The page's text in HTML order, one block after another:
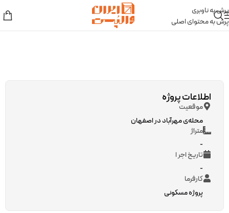
پرش به ناوبری
پرش به محتوای اصلی
اطلاعات پروژه
موقعیت
محله‌ی مهرآباد در اصفهان
متراژ
-
تاریخ اجر ا
-
کارفرما
پروژه مسکونی